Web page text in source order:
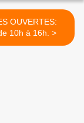
OUVERTES:
14/03 de 10h à 16h. >